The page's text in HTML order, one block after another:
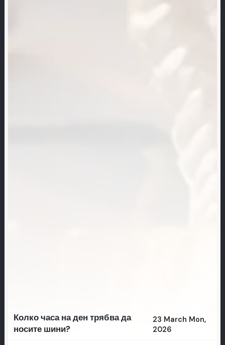
Колко часа на ден трябва да
носите шини?
23 March Mon,
2026